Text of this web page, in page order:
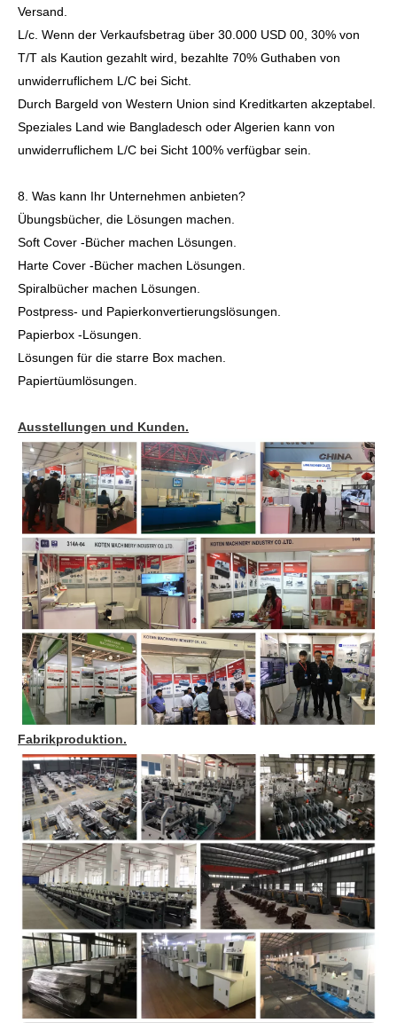
3. Lieferzeit.
Innerhalb von 7 bis 30 Tagen nach dem Erhalten der Anzahlung.
Hängt von verschiedenen Maschinen ab.
4. Was ist Ihr Paket?
Was das Paket, das wir verwenden, sind starke seethafte
Holzfälle. Jede Maschine wird vor dem Einfügen in den
zusammen in die Maschine.
5. Haben Sie den Installations- und Schulungsservice, wenn wir
die Maschinen von Ihrem Unternehmen gekauft haben?
Der Schulungsdienst wird in einigen Ländern von unserem
Agenturhändler erfolgen. Wenn Kunden uns auffordern,
unseren Ingenieur zur Installation und Schulung in ihr Land zu
versenden, sollten die Kunden alle erforderlichen Kosten wie
Return -Flugtickets, Hotel, Lebensmittel und Gehalt 100
Schulungen in unsere Fabrik versandt, ist dies kostenlos.
6. Haben Sie Maschinen in unser Land verkauft?
Wir müssen sagen, dass es Kunden von 140 Ländern gibt, die
bis 2019 die "koten " Markenmaschinen haben. Bitte erkundigen
Sie sich beim Verkaufsleiter, um weitere Informationen zu
erhalten, wenn Sie das Feedback der Maschinen benötigen.
7. Was sind Ihre Zahlungsbedingungen?
T/t. Wenn der Betrag von weniger als 30.000 USD, 30% im
Voraus als Kaution gezahlt, bezahlte 70% Wechsel vor dem
Versand.
L/c. Wenn der Verkaufsbetrag über 30.000 USD 00, 30% von
T/T als Kaution gezahlt wird, bezahlte 70% Guthaben von
unwiderruflichem L/C bei Sicht.
Durch Bargeld von Western Union sind Kreditkarten akzeptabel.
Speziales Land wie Bangladesch oder Algerien kann von
unwiderruflichem L/C bei Sicht 100% verfügbar sein.
8. Was kann Ihr Unternehmen anbieten?
Übungsbücher, die Lösungen machen.
Soft Cover -Bücher machen Lösungen.
Harte Cover -Bücher machen Lösungen.
Spiralbücher machen Lösungen.
Postpress- und Papierkonvertierungslösungen.
Papierbox -Lösungen.